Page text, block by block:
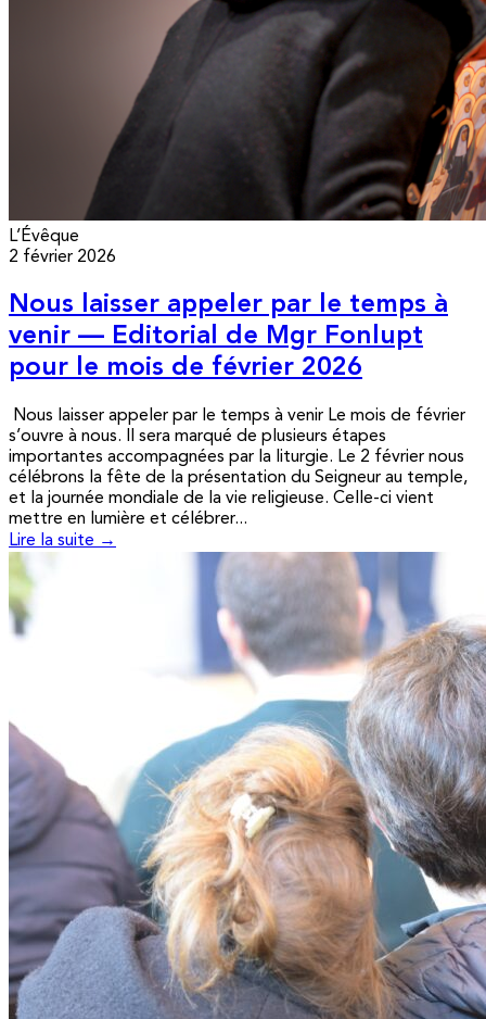
L’Évêque
2 février 2026
Nous laisser appeler par le temps à
venir — Editorial de Mgr Fonlupt
pour le mois de février 2026
Nous laisser appeler par le temps à venir Le mois de février
s’ouvre à nous. Il sera marqué de plusieurs étapes
importantes accompagnées par la liturgie. Le 2 février nous
célébrons la fête de la présentation du Seigneur au temple,
et la journée mondiale de la vie religieuse. Celle-ci vient
mettre en lumière et célébrer...
Lire la suite →